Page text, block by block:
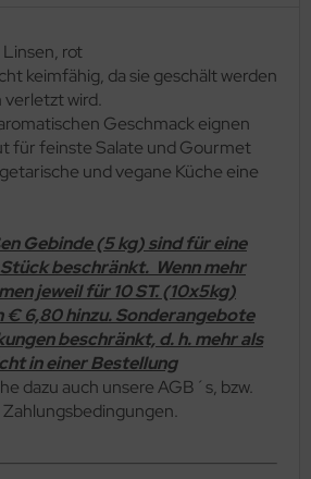
rot
keimfähig, da sie geschält werden
verletzt wird.
Geschmack eignen
für feinste Salate und Gourmet
und vegane Küche eine
Gebinde (5 kg) sind für eine
beschränkt. Wenn mehr
jeweil für 10 ST. (10x5kg)
€ 6,80 hinzu. Sonderangebote
beschränkt, d. h. mehr als
in einer Bestellung
dazu auch unsere AGB´s, bzw.